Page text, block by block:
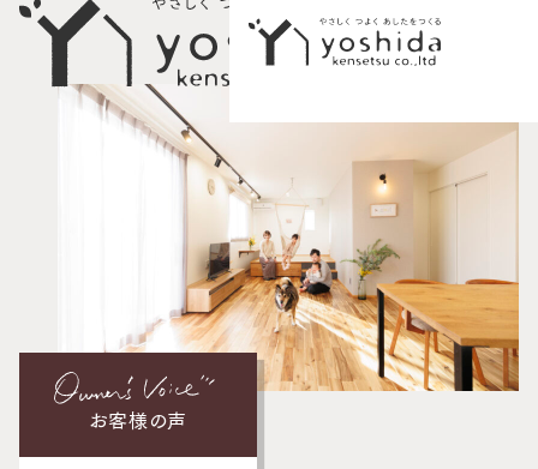
初めての方へ
5つのこだわり
施工事例
新築住宅
お客様の声